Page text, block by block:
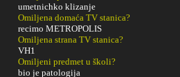
umetnichko klizanje
Omiljena domaća TV stanica?
recimo METROPOLIS
Omiljena strana TV stanica?
VH1
Omiljeni predmet u školi?
bio je patologija